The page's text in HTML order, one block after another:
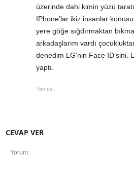
üzerinde dahi kimin yüzü
IPhone’lar ikiz insanlar
yere göğe sığdırmaktan
arkadaşlarım vardı
denedim LG’nin Face ID’sini.
yaptı.
Yanıtla
CEVAP VER